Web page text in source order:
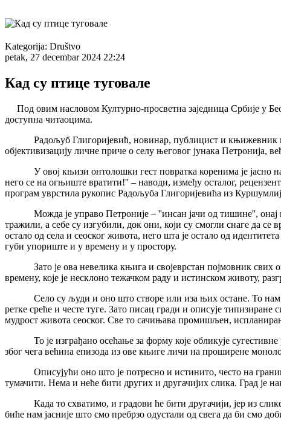
Kategorija: Društvo
petak, 27 decembar 2024 22:24
Кад су птице туговале
Под овим насловом Културно-просветна заједница Србије у
доступна читаоцима.
Радољуб Глигоријевић, новинар, публицист и књижевник из
објективизацију личне приче о селу његовог јунака Петронија,
У овој књизи онтолошки гест повратка коренима је јасно
него се на огњиште вратити!'' – наводи, између осталог,
програм уврстила рукопис Радољуба Глигоријевића из
Можда је управо Петроније – ''инсан јачи од тишине'', онај
тражили, а себе су изгубили, док они, који су смогли снаге да
остало од села и сеоског живота, него шта је остало од
губи упориште и у времену и у простору.
Зато је ова невелика књига и својеврстан појмовник свих
времену, које је несклоно тежачком раду и истинском животу,
Село су људи и оно што створе или иза њих остане. То нам
ретке среће и честе туге. Зато писац гради и описује
мудрост живота сеоског. Све то сачињава промишљен,
То је изграђано осећање за форму које обликује сугестивне
због чега већина епизода из ове књиге личи на проширене
Описујући оно што је потресно и истинито, често на граници
тумачити. Нема и неће бити других и другачијих слика. Град је
Када то схватимо, и градови ће бити другачији, јер из слике
биће нам јасније што смо пребрзо одустали од свега да би смо